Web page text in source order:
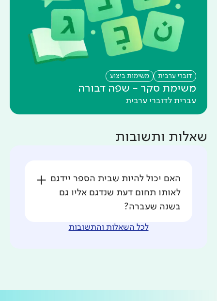
דוברי ערבית משימות ביצוע
משימת סקר - שפה דבורה
עברית לדוברי ערבית
שאלות ותשובות
האם יכול להיות שבית הספר יידגם
לאותו תחום דעת שנדגם אליו גם
בשנה שעברה?
לכל השאלות והתשובות